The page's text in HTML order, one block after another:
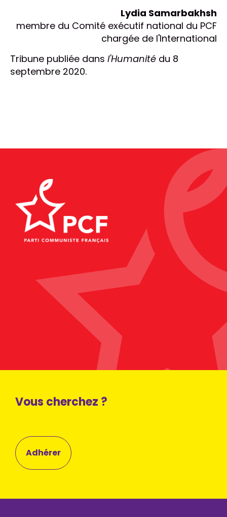
Lydia Samarbakhsh
membre du Comité exécutif national du PCF
chargée de l'International
Tribune publiée dans l'Humanité du 8
septembre 2020.
Vous cherchez ?
Adhérer